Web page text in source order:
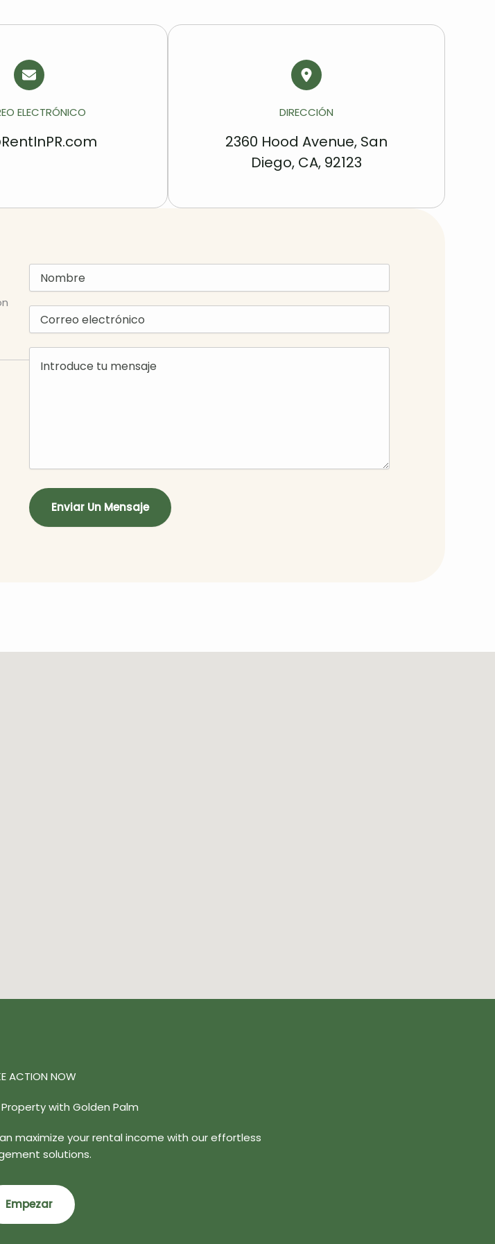
ELECTRÓNICO DIRECCIÓN
2360 Hood Avenue, San
Diego, CA, 92123
Enviar Un Mensaje
ACTION NOW
with Golden Palm
maximize your rental income with our effortless
solutions.
Empezar